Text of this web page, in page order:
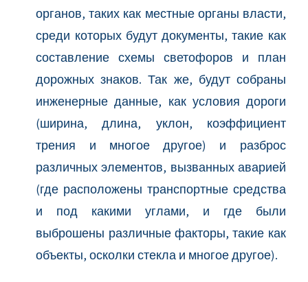
органов, таких как местные органы власти,
среди которых будут документы, такие как
составление схемы светофоров и план
дорожных знаков. Так же, будут собраны
инженерные данные, как условия дороги
(ширина, длина, уклон, коэффициент
трения и многое другое) и разброс
различных элементов, вызванных аварией
(где расположены транспортные средства
и под какими углами, и где были
выброшены различные факторы, такие как
объекты, осколки стекла и многое другое).